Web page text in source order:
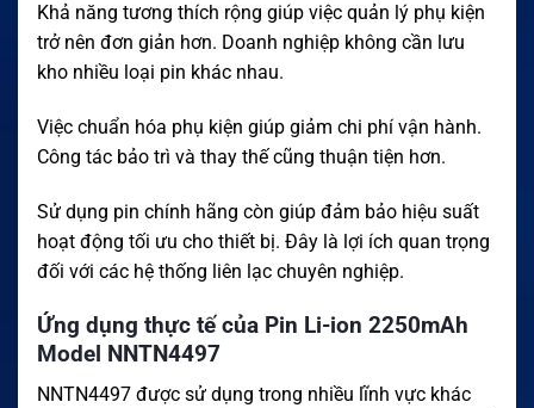
Khả năng tương thích rộng giúp việc quản lý phụ kiện
trở nên đơn giản hơn. Doanh nghiệp không cần lưu
kho nhiều loại pin khác nhau.
Việc chuẩn hóa phụ kiện giúp giảm chi phí vận hành.
Công tác bảo trì và thay thế cũng thuận tiện hơn.
Sử dụng pin chính hãng còn giúp đảm bảo hiệu suất
hoạt động tối ưu cho thiết bị. Đây là lợi ích quan trọng
đối với các hệ thống liên lạc chuyên nghiệp.
Ứng dụng thực tế của Pin Li-ion 2250mAh
Model NNTN4497
NNTN4497 được sử dụng trong nhiều lĩnh vực khác